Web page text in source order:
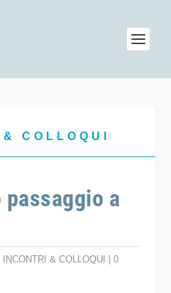
& COLLOQUI
a
INCONTRI & COLLOQUI
0